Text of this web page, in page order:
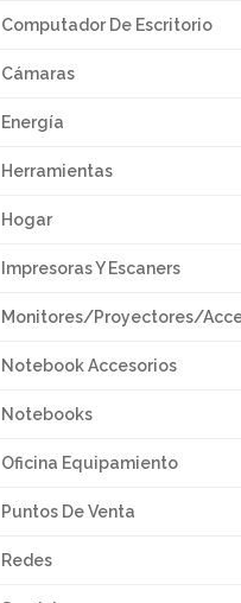
Computador De Escritorio
Cámaras
Energía
Herramientas
Hogar
Impresoras Y Escaners
Monitores/proyectores/
Notebook Accesorios
Notebooks
Oficina Equipamiento
Puntos De Venta
Redes